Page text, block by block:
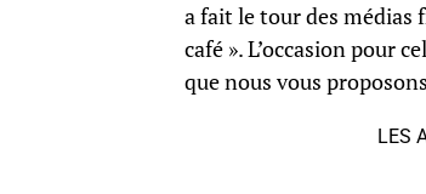
a fait le tour des médias
café ». L’occasion pour
que nous vous
LES